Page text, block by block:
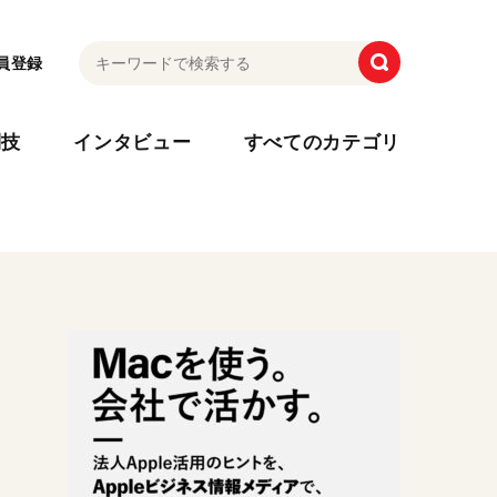
登録
インタビュー すべてのカテゴリ